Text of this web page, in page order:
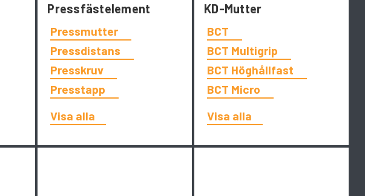
Pressfästelement
Pressmutter
Pressdistans
Presskruv
Presstapp
Visa alla
KD-Mutter
BCT
BCT Multigrip
BCT Höghållfast
BCT Micro
Visa alla